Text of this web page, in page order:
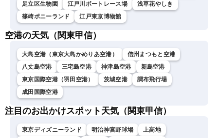
足立区生物園
江戸川ボートレース場
浅草花やしき
篠崎ポニーランド
江戸東京博物館
空港の天気（関東甲信）
大島空港（東京大島かめりあ空港）
信州まつもと空港
八丈島空港
三宅島空港 神津島空港
新島空港
東京国際空港（羽田空港）
茨城空港
調布飛行場
成田国際空港
注目のお出かけスポット天気（関東甲信）
東京ディズニーランド 明治神宮野球場
上高地